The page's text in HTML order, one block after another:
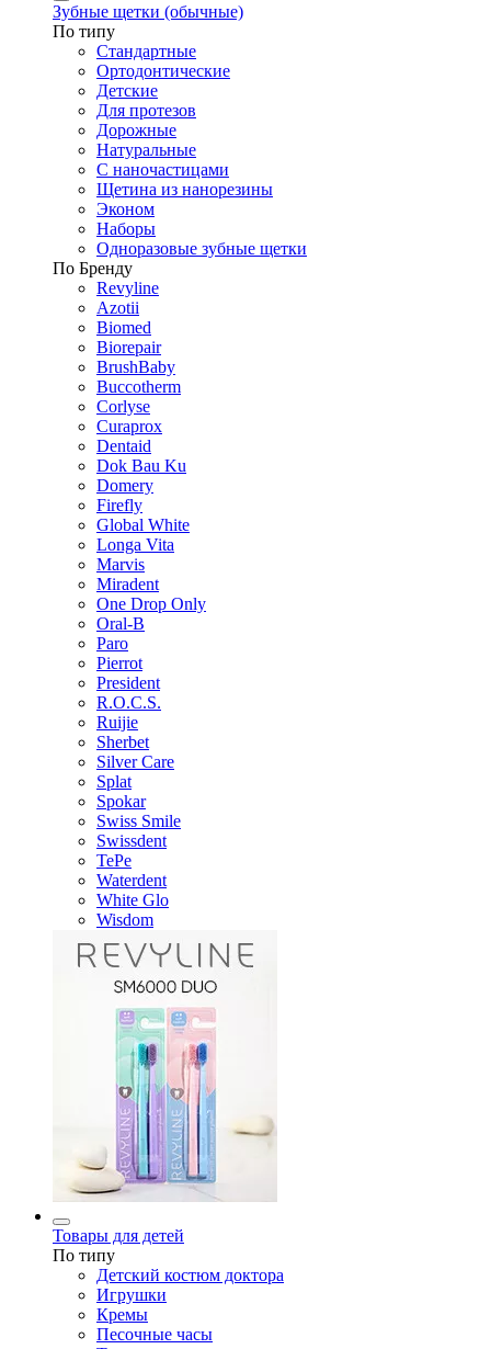
Зубные щетки (обычные)
По типу
Стандартные
Ортодонтические
Детские
Для протезов
Дорожные
Натуральные
С наночастицами
Щетина из нанорезины
Эконом
Наборы
Одноразовые зубные щетки
По Бренду
Revyline
Azotii
Biomed
Biorepair
BrushBaby
Buccotherm
Corlyse
Curaprox
Dentaid
Dok Bau Ku
Domery
Firefly
Global White
Longa Vita
Marvis
Miradent
One Drop Only
Oral-B
Paro
Pierrot
President
R.O.C.S.
Ruijie
Sherbet
Silver Care
Splat
Spokar
Swiss Smile
Swissdent
TePe
Waterdent
White Glo
Wisdom
Товары для детей
По типу
Детский костюм доктора
Игрушки
Кремы
Песочные часы